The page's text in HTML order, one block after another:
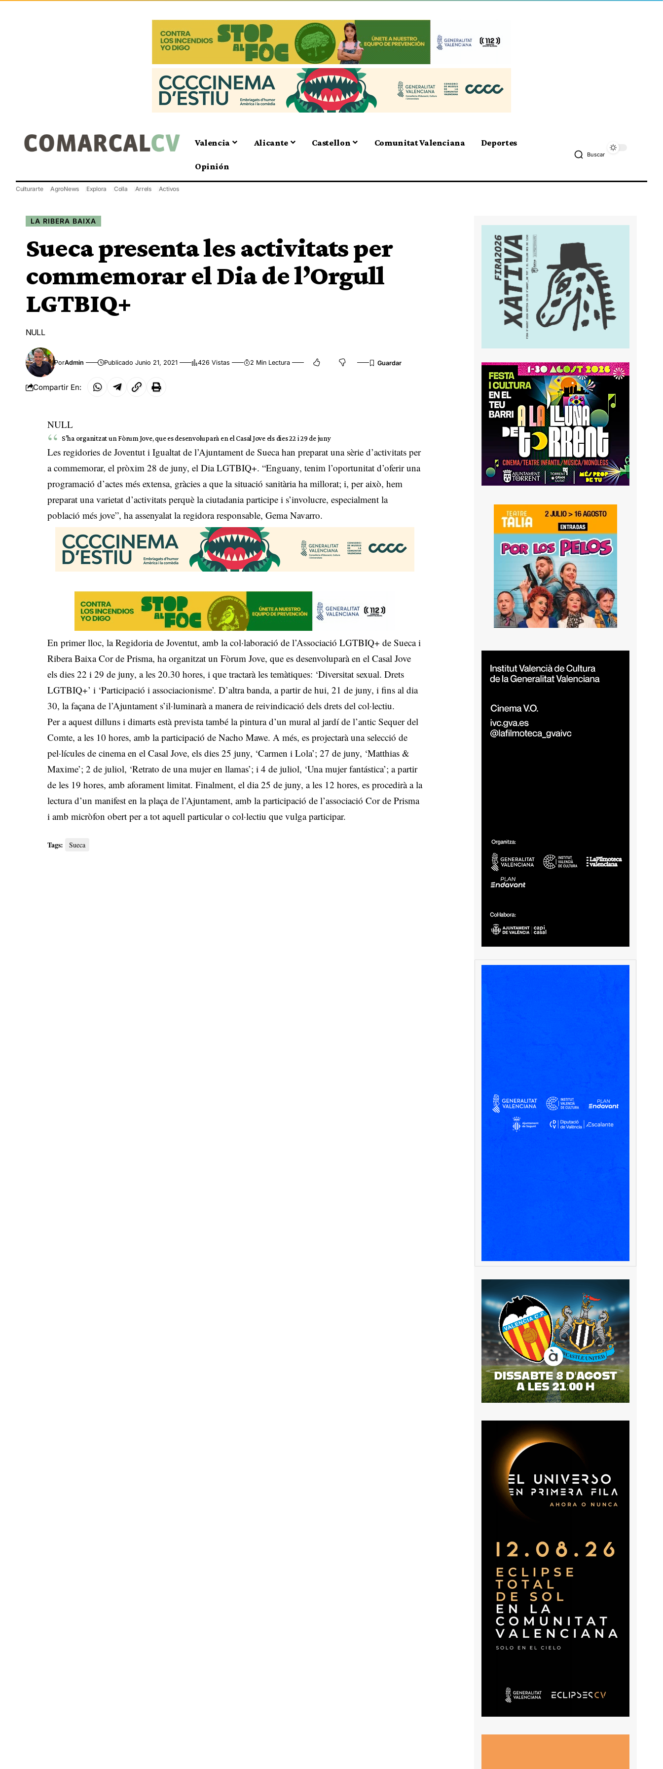
Valencia Alicante Castellon Comunitat Valenciana Deportes
Opinión
Buscar
Culturarte AgroNews Explora Colla Arrels Activos
LA RIBERA BAIXA
Sueca presenta les activitats per
commemorar el Dia de l’Orgull
LGTBIQ+
NULL
PorAdmin Publicado Junio 21, 2021 426 Vistas 2 Min Lectura
Compartir En:
NULL
S’ha organitzat un Fòrum Jove, que es desenvoluparà en el Casal Jove els dies 22 i 29 de juny
Les regidories de Joventut i Igualtat de l’Ajuntament de Sueca han preparat una sèrie d’activitats per
a commemorar, el pròxim 28 de juny, el Dia LGTBIQ+. “Enguany, tenim l’oportunitat d’oferir una
programació d’actes més extensa, gràcies a que la situació sanitària ha millorat; i, per això, hem
preparat una varietat d’activitats perquè la ciutadania participe i s’involucre, especialment la
població més jove”, ha assenyalat la regidora responsable, Gema Navarro.
En primer lloc, la Regidoria de Joventut, amb la col·laboració de l’Associació LGTBIQ+ de Sueca i
Ribera Baixa Cor de Prisma, ha organitzat un Fòrum Jove, que es desenvoluparà en el Casal Jove
els dies 22 i 29 de juny, a les 20.30 hores, i que tractarà les temàtiques: ‘Diversitat sexual. Drets
LGTBIQ+’ i ‘Participació i associacionisme’. D’altra banda, a partir de hui, 21 de juny, i fins al dia
30, la façana de l’Ajuntament s’il·luminarà a manera de reivindicació dels drets del col·lectiu.
Per a aquest dilluns i dimarts està prevista també la pintura d’un mural al jardí de l’antic Sequer del
Comte, a les 10 hores, amb la participació de Nacho Mawe. A més, es projectarà una selecció de
pel·lícules de cinema en el Casal Jove, els dies 25 juny, ‘Carmen i Lola’; 27 de juny, ‘Matthias &
Maxime’; 2 de juliol, ‘Retrato de una mujer en llamas’; i 4 de juliol, ‘Una mujer fantástica’; a partir
de les 19 hores, amb aforament limitat. Finalment, el dia 25 de juny, a les 12 hores, es procedirà a la
lectura d’un manifest en la plaça de l’Ajuntament, amb la participació de l’associació Cor de Prisma
i amb micròfon obert per a tot aquell particular o col·lectiu que vulga participar.
Tags: Sueca